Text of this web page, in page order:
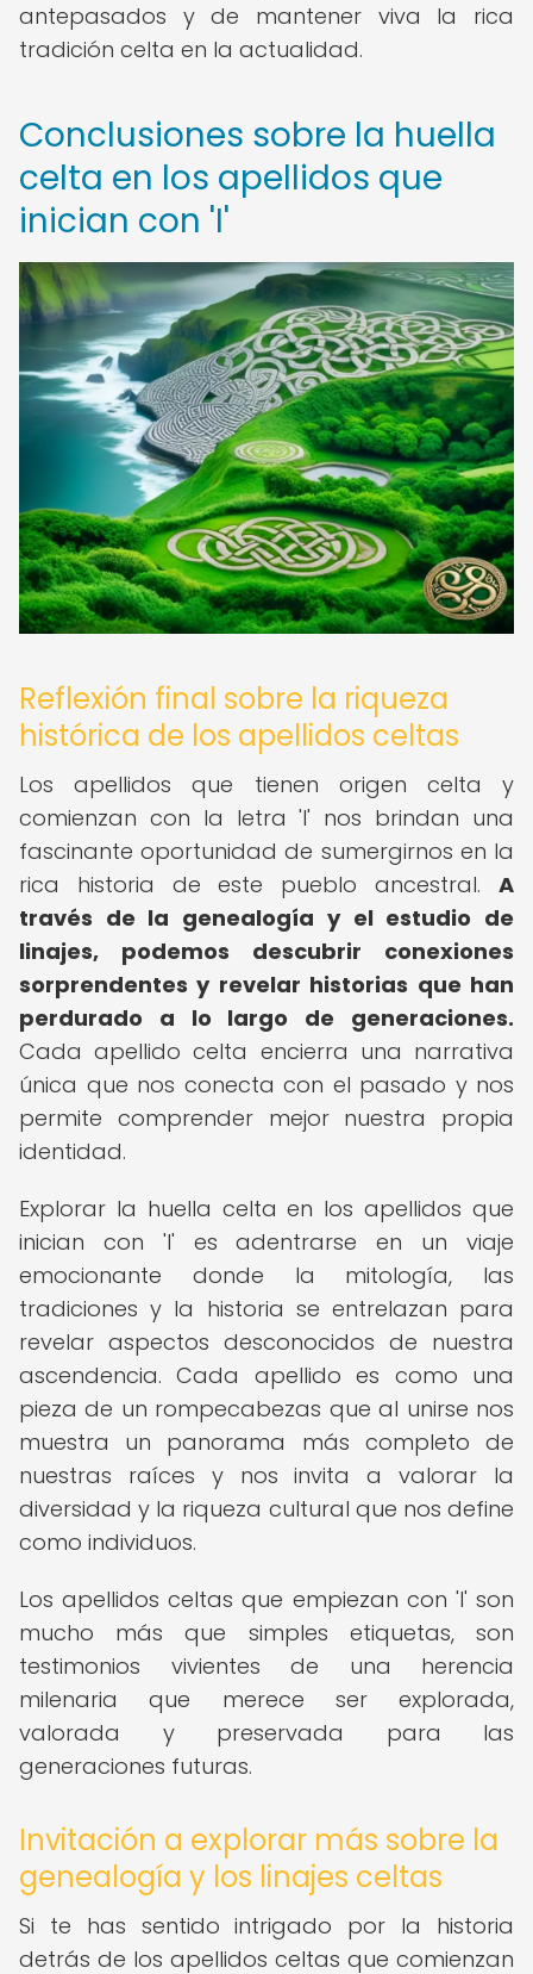
antepasados y de mantener viva la rica
tradición celta en la actualidad.
Conclusiones sobre la huella
celta en los apellidos que
inician con 'I'
Reflexión final sobre la riqueza
histórica de los apellidos celtas
Los apellidos que tienen origen celta y
comienzan con la letra 'I' nos brindan una
fascinante oportunidad de sumergirnos en la
rica historia de este pueblo ancestral. A
través de la genealogía y el estudio de
linajes, podemos descubrir conexiones
sorprendentes y revelar historias que han
perdurado a lo largo de generaciones.
Cada apellido celta encierra una narrativa
única que nos conecta con el pasado y nos
permite comprender mejor nuestra propia
identidad.
Explorar la huella celta en los apellidos que
inician con 'I' es adentrarse en un viaje
emocionante donde la mitología, las
tradiciones y la historia se entrelazan para
revelar aspectos desconocidos de nuestra
ascendencia. Cada apellido es como una
pieza de un rompecabezas que al unirse nos
muestra un panorama más completo de
nuestras raíces y nos invita a valorar la
diversidad y la riqueza cultural que nos define
como individuos.
Los apellidos celtas que empiezan con 'I' son
mucho más que simples etiquetas, son
testimonios vivientes de una herencia
milenaria que merece ser explorada,
valorada y preservada para las
generaciones futuras.
Invitación a explorar más sobre la
genealogía y los linajes celtas
Si te has sentido intrigado por la historia
detrás de los apellidos celtas que comienzan